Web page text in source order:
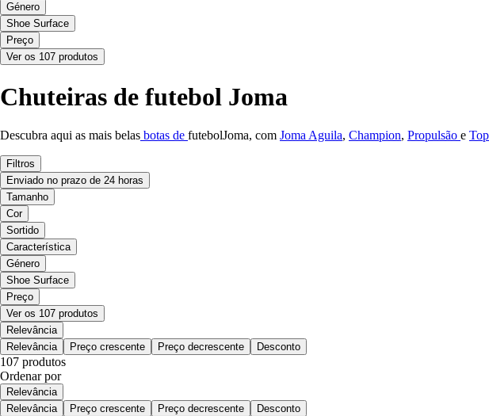
Género
Shoe Surface
Preço
Ver os 107 produtos
Chuteiras de futebol Joma
Descubra aqui as mais belas botas de futebolJoma, com Joma Aguila, Champion, Propulsão e
Filtros
Enviado no prazo de 24 horas
Tamanho
Cor
Sortido
Característica
Género
Shoe Surface
Preço
Ver os 107 produtos
Relevância
Relevância
Preço crescente Preço decrescente Desconto
107 produtos
Ordenar por
Relevância
Relevância
Preço crescente Preço decrescente Desconto